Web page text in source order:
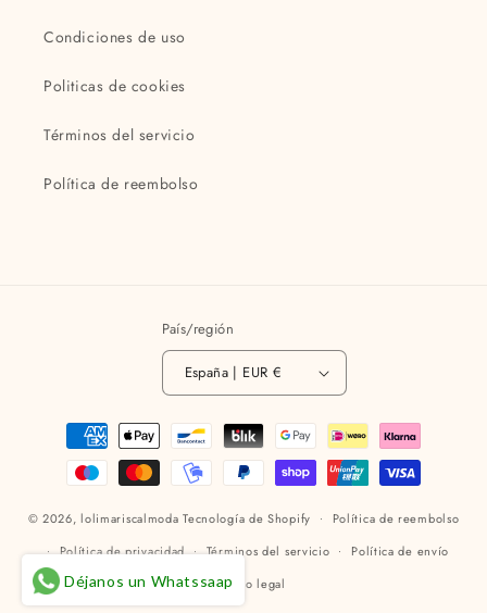
Condiciones de uso
Politicas de cookies
Términos del servicio
Política de reembolso
País/región
España | EUR €
Formas
pago
© 2026,lolimariscalmoda Tecnología de Shopify
Política de reembolso
Política de privacidad
Términos del servicio
Política de envío
Aviso legal
Déjanos un Whatssaap